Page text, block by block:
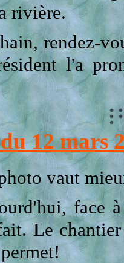
rivière.
rendez-
l'a
12 mars
vaut
face
Le